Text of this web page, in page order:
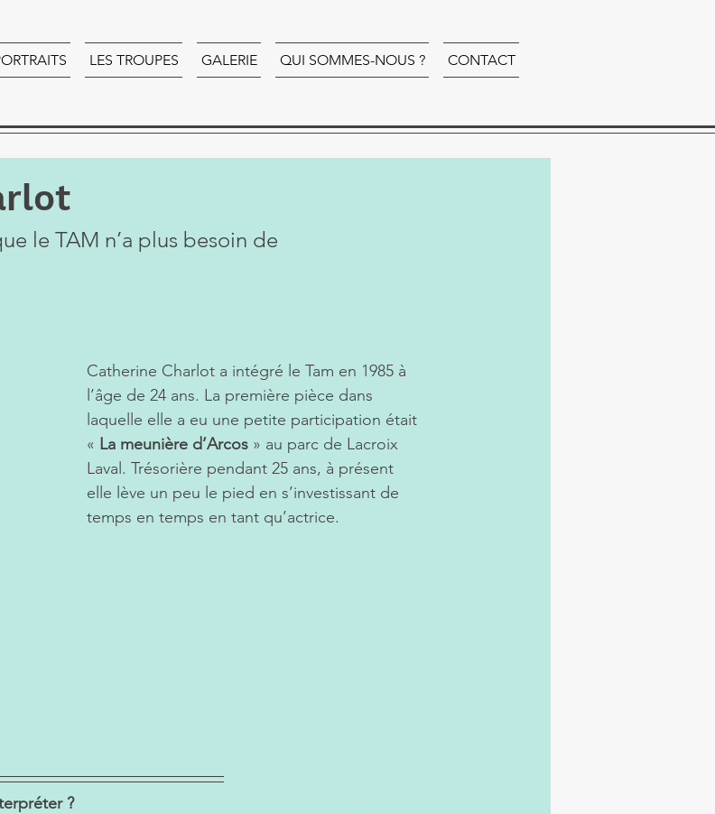
LES TROUPES GALERIE QUI SOMMES-NOUS ? CONTACT
le TAM n’a plus besoin de
Catherine Charlot a intégré le Tam en 1985 à
l’âge de 24 ans. La première pièce dans
laquelle elle a eu une petite participation était
« La meunière d’Arcos » au parc de Lacroix
Laval. Trésorière pendant 25 ans, à présent
elle lève un peu le pied en s’investissant de
temps en temps en tant qu’actrice.
?